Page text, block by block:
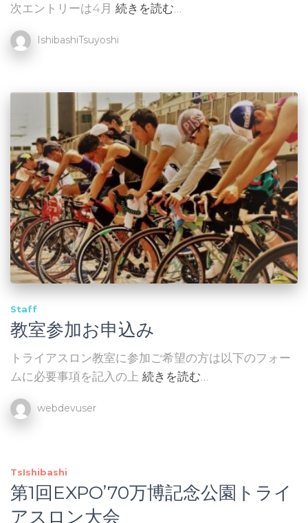
次エントリーは4月 続きを読む…
IshibashiTsuyoshi
Staff
教室参加お申込み
トライアスロン教室に参加ご希望の方は以下のフォー
ムに必要事項を記入の上 続きを読む…
webdevuser
TsIshibashi
第1回EXPO’70万博記念公園トライ
アスロン大会